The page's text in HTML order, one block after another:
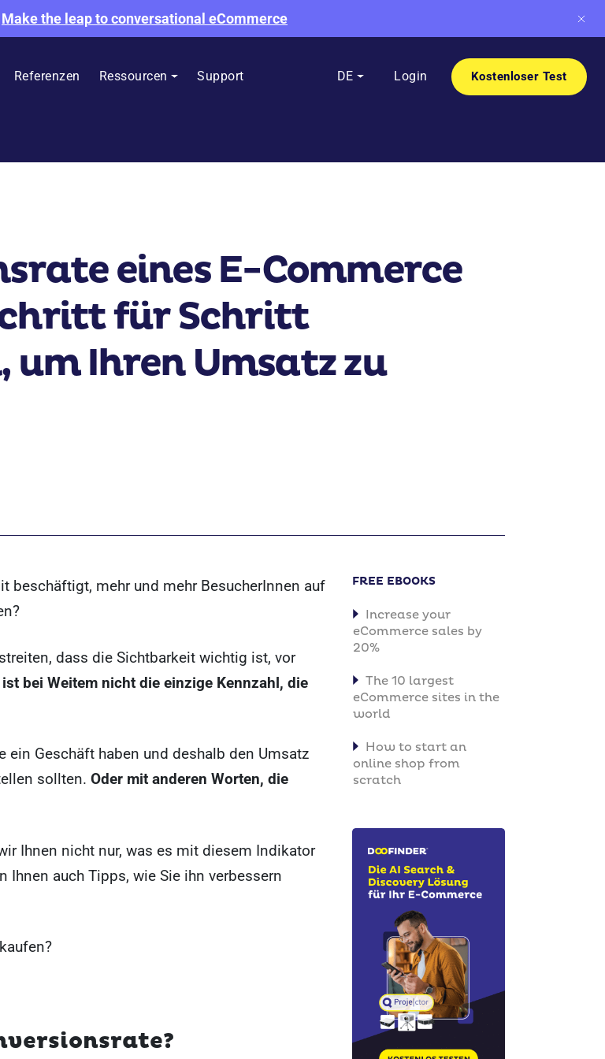
Make the leap to conversational eCommerce
Referenzen Ressourcen Support DE Login Kostenloser Test
eines E-Commerce
für Schritt
Ihren Umsatz zu
beschäftigt, mehr und mehr BesucherInnen auf
dass die Sichtbarkeit wichtig ist, vor
bei Weitem nicht die einzige Kennzahl, die
ein Geschäft haben und deshalb den Umsatz
sollten. Oder mit anderen Worten, die
Ihnen nicht nur, was es mit diesem Indikator
Ihnen auch Tipps, wie Sie ihn verbessern
FREE EBOOKS
Increase your
eCommerce sales by
20%
The 10 largest
eCommerce sites in the
world
How to start an
online shop from
scratch